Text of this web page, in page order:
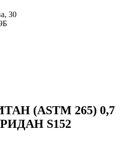
30
(ASTM 265) 0,7
S152